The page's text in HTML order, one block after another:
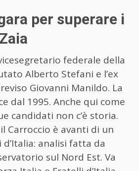
per superare i
federale della
Alberto Stefani e l’ex
Giovanni Manildo. La
dal 1995. Anche qui come
candidati non c’è storia.
Carroccio è avanti di un
analisi fatta da
sul Nord Est. Va